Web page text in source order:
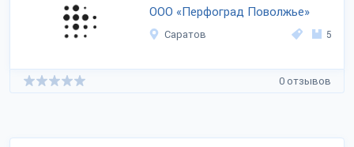
ООО «Перфоград Поволжье»
Саратов 5
0 отзывов